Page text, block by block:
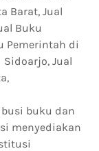
Barat, Jual
Buku
Pemerintah di
Jual
buku dan
menyediakan